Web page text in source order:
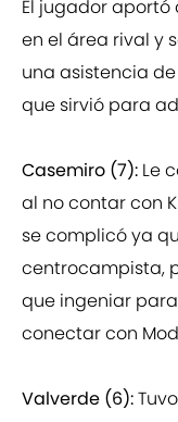
El jugador
en el área rival y
una asistencia
que sirvió para
Casemiro (7): Le
al no contar con
se complicó ya
centrocampista,
que ingeniar
conectar con
Valverde (6):